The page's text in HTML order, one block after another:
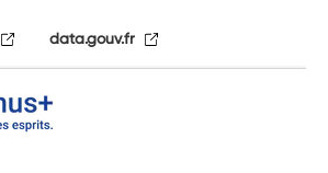
data.gouv.fr